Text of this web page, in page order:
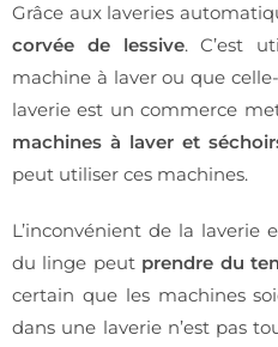
Grâce aux laveries
corvée de lessive. C’est
machine à laver ou que
laverie est un commerce
machines à laver et
peut utiliser ces machines.
L’inconvénient de la laverie
du linge peut prendre du
certain que les machines
dans une laverie n’est pas